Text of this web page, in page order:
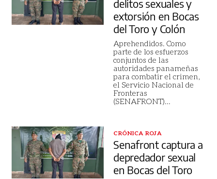
delitos sexuales y
extorsión en Bocas
del Toro y Colón
Aprehendidos. Como
parte de los esfuerzos
conjuntos de las
autoridades panameñas
para combatir el crimen,
el Servicio Nacional de
Fronteras
(SENAFRONT)...
CRÓNICA ROJA
Senafront captura a
depredador sexual
en Bocas del Toro